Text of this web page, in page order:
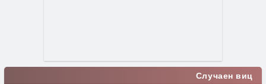
Случаен виц